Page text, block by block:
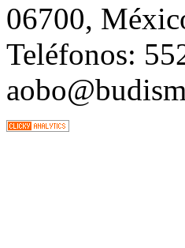
06700,
Teléfonos: